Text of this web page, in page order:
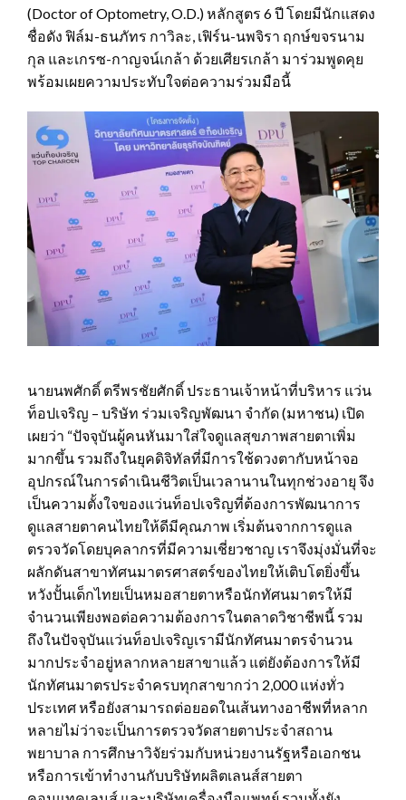
(Doctor of Optometry, O.D.) หลักสูตร 6 ปี โดยมีนักแสดง
ชื่อดัง ฟิล์ม-ธนภัทร กาวิละ, เฟิร์น-นพจิรา ฤกษ์ขจรนาม
กุล และเกรซ-กาญจน์เกล้า ด้วยเศียรเกล้า มาร่วมพูดคุย
พร้อมเผยความประทับใจต่อความร่วมมือนี้
นายนพศักดิ์ ตรีพรชัยศักดิ์ ประธานเจ้าหน้าที่บริหาร แว่น
ท็อปเจริญ – บริษัท ร่วมเจริญพัฒนา จำกัด (มหาชน) เปิด
เผยว่า “ปัจจุบันผู้คนหันมาใส่ใจดูแลสุขภาพสายตาเพิ่ม
มากขึ้น รวมถึงในยุคดิจิทัลที่มีการใช้ดวงตากับหน้าจอ
อุปกรณ์ในการดำเนินชีวิตเป็นเวลานานในทุกช่วงอายุ จึง
เป็นความตั้งใจของแว่นท็อปเจริญที่ต้องการพัฒนาการ
ดูแลสายตาคนไทยให้ดีมีคุณภาพ เริ่มต้นจากการดูแล
ตรวจวัดโดยบุคลากรที่มีความเชี่ยวชาญ เราจึงมุ่งมั่นที่จะ
ผลักดันสาขาทัศนมาตรศาสตร์ของไทยให้เติบโตยิ่งขึ้น
หวังปั้นเด็กไทยเป็นหมอสายตาหรือนักทัศนมาตรให้มี
จำนวนเพียงพอต่อความต้องการในตลาดวิชาชีพนี้ รวม
ถึงในปัจจุบันแว่นท็อปเจริญเรามีนักทัศนมาตรจำนวน
มากประจำอยู่หลากหลายสาขาแล้ว แต่ยังต้องการให้มี
นักทัศนมาตรประจำครบทุกสาขากว่า 2,000 แห่งทั่ว
ประเทศ หรือยังสามารถต่อยอดในเส้นทางอาชีพที่หลาก
หลายไม่ว่าจะเป็นการตรวจวัดสายตาประจำสถาน
พยาบาล การศึกษาวิจัยร่วมกับหน่วยงานรัฐหรือเอกชน
หรือการเข้าทำงานกับบริษัทผลิตเลนส์สายตา